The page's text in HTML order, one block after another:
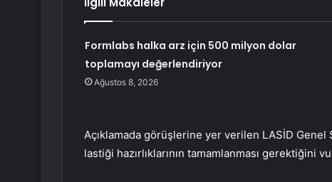
Formlabs halka arz için 500 milyon dolar
toplamayı değerlendiriyor
Ağustos 8, 2026
Açıklamada görüşlerine yer verilen LASİD Genel
lastiği hazırlıklarının tamamlanması gerektiğini